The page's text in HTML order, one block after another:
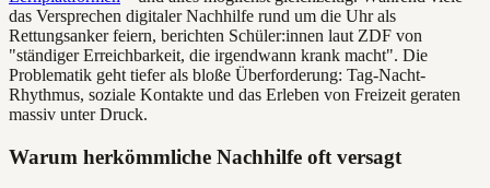
das Versprechen digitaler Nachhilfe rund um die Uhr als
Rettungsanker feiern, berichten Schüler:innen laut ZDF von
"ständiger Erreichbarkeit, die irgendwann krank macht". Die
Problematik geht tiefer als bloße Überforderung: Tag-Nacht-
Rhythmus, soziale Kontakte und das Erleben von Freizeit geraten
massiv unter Druck.
Warum herkömmliche Nachhilfe oft versagt